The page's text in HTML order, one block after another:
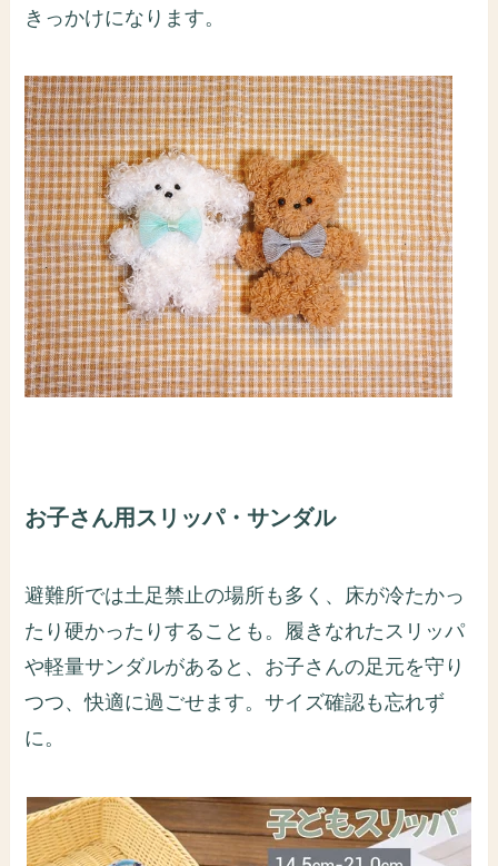
きっかけになります。
お子さん用スリッパ・サンダル
避難所では土足禁止の場所も多く、床が冷たかっ
たり硬かったりすることも。履きなれたスリッパ
や軽量サンダルがあると、お子さんの足元を守り
つつ、快適に過ごせます。サイズ確認も忘れず
に。